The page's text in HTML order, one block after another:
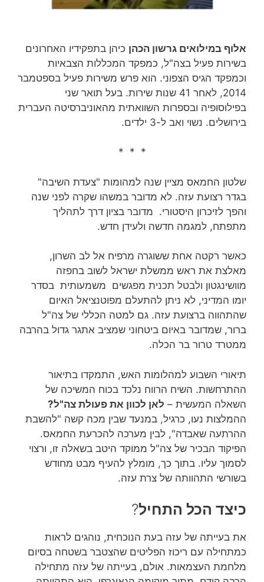
אלוף במילואים גרשון הכהן כיהן בתפקידיו האחרונים
בשירות פעיל בצה"ל, כמפקד המכללות הצבאיות
וכמפקד הגיס הצפוני. הוא פרש משירות פעיל בספטמבר
2014, לאחר 41 שנות שירות‏. בעל תואר שני
בפילוסופיה ובספרות השוואתית מהאוניברסיטה העברית
בירושלים. נשוי ואב ל-3 ילדים.
* * *
שלטון החמאס מציין שנה למהומות "צעדת השיבה"
בגדר רצועת עזה. לא מדובר במשהו שקרה לפני שנה
והפך לזיכרון היסטורי. מדובר בציון דרך לתהליך
מתפתח, למגמה חדשה ולעידן חדש.
כאשר רקטה אחת ששוגרה מרפיח אל לב השרון,
מאלצת את ראש ממשלת ישראל לשוב בחפזה
מוושינגטון ולבטל תכנית מפגשים משמעותית בסדר
יומו המדיני, לא ניתן להתעלם מפוטנציאל האיום
שהתהווה ברצועת עזה. גם למטה הכללי של צה"ל
ברור, שמדובר באיום ביטחוני שמציב אתגר גדול בהרבה
ממטרד טרור בר הכלה.
תיאורי השבוע למהלומות האש, התמקדו בתיאור
ההתרחשות. השיח הרווח נלכד בכוח המשיכה של
השאלה המעשית – לאן לכוון את פעולת צה"ל?
ההמלצות נעו, כרגיל, במנעד שבין מכה קשה "להשבת
ההרתעה שאבדה", לבין מערכה להכרעת החמאס.
הפיקוד הבכיר של צה"ל ממוקד היטב בשאלה זו, ורצוי
לסמוך עליו. בתוך כך, מומלץ להעיף מבט מחודש
בשורשי התהוותה של צרת עזה.
כיצד הכל התחיל?
את בעייתה של עזה בעת הנוכחית, נוהגים לראות
כמתחילה עם ריכוז הפליטים שהצטבר בשטחה בסיום
מלחמת העצמאות. אולם, בעייתה של עזה מתחילה